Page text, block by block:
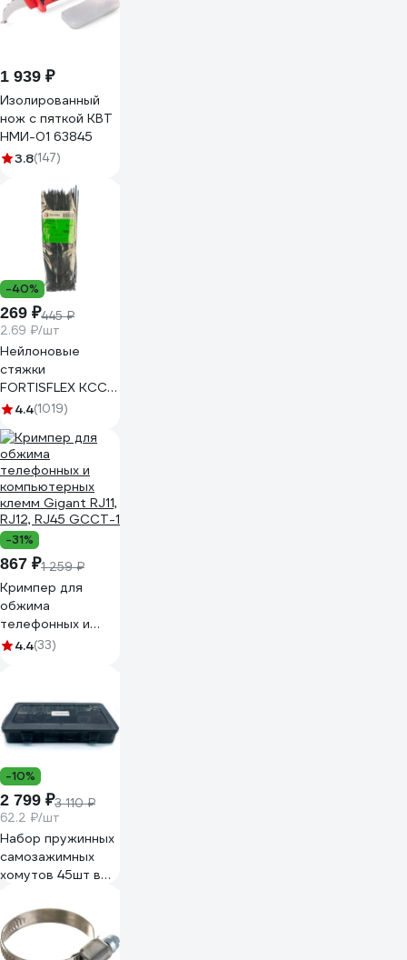
1 939 ₽
Изолированный
нож с пяткой КВТ
НМИ-01 63845
3.8(147)
-40%
269 ₽445 ₽
2.69 ₽/шт
Нейлоновые
стяжки
FORTISFLEX КСС
5х300 черный
4.4(1019)
-31%
867 ₽1 259 ₽
Кримпер для
обжима
телефонных и
компьютерных
4.4(33)
-10%
2 799 ₽3 110 ₽
62.2 ₽/шт
Набор пружинных
самозажимных
хомутов 45шт в
боксе Мир
Хомутов NABRPR2